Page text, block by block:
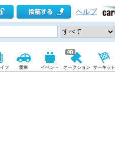
ヘルプ
フ 愛車 イベント オークション サーキット